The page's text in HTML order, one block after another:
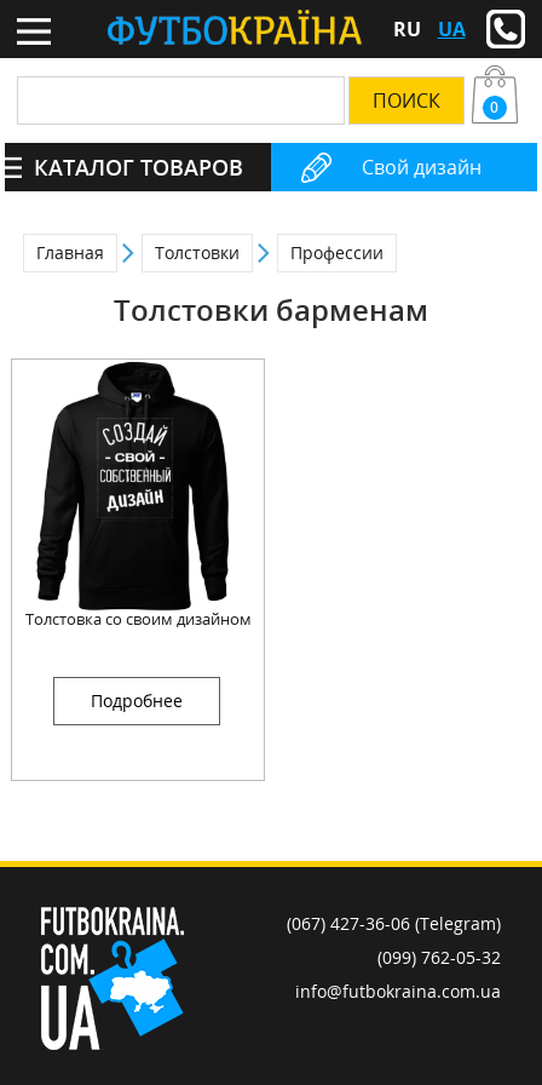
RU UA
Свой дизайн
0
КАТАЛОГ ТОВАРОВ
Главная Толстовки Профессии
Толстовки барменам
Толстовка со своим дизайном
Подробнее
(067) 427-36-06 (Telegram)
(099) 762-05-32
info@futbokraina.com.ua